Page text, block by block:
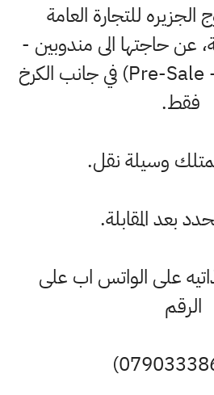
للتجارة العامة
حاجتها الى مندوبين -
قطع - ( بري سيل- Pre-Sale) في جانب الكرخ
فقط.
وسيلة نقل.
بعد المقابلة.
على الواتس اب على
الرقم